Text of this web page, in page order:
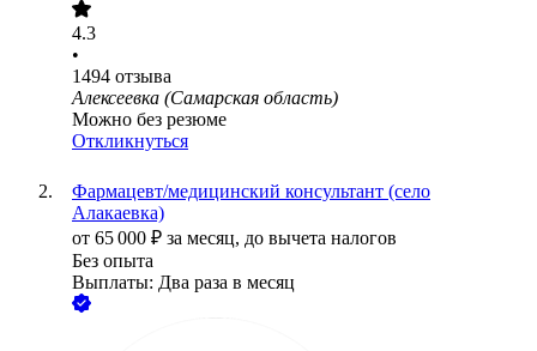
4.3
•
1494 отзыва
Алексеевка (Самарская область)
Можно без резюме
Откликнуться
Фармацевт/медицинский консультант (село
Алакаевка)
от 65 000 ₽ за месяц, до вычета налогов
Без опыта
Выплаты: Два раза в месяц